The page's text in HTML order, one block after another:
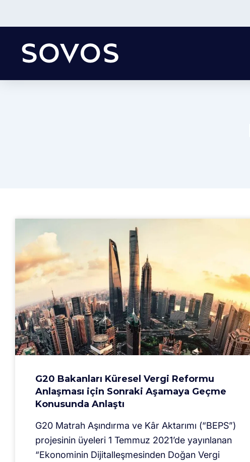
G20 Bakanları Küresel Vergi Reformu
Anlaşması için Sonraki Aşamaya Geçme
Konusunda Anlaştı
G20 Matrah Aşındırma ve Kâr Aktarımı (“BEPS”)
projesinin üyeleri 1 Temmuz 2021’de yayınlanan
“Ekonominin Dijitalleşmesinden Doğan Vergi